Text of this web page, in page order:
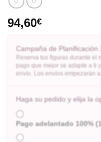
94,60€
Campaña de Planificación
Reserva tus figuras durante el
pago que mejor se adapte a ti
envío. Los envíos empezarán
Haga su pedido y elija la
Pago adelantado 100%